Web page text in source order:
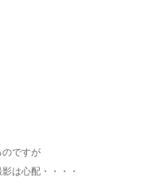
のですが
は心配・・・・